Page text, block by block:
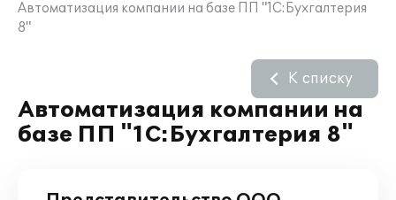
Автоматизация компании на базе ПП "1С:Бухгалтерия
8"
Автоматизация компании на
базе ПП "1С:Бухгалтерия 8"
К списку